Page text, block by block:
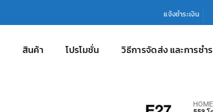
แจ้งชำระเงิน
สินค้า โปรโมชั่น วิธีการจัดส่ง และการชำร
HOME